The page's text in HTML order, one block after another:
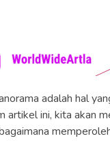
adalah hal
ini, kita akan